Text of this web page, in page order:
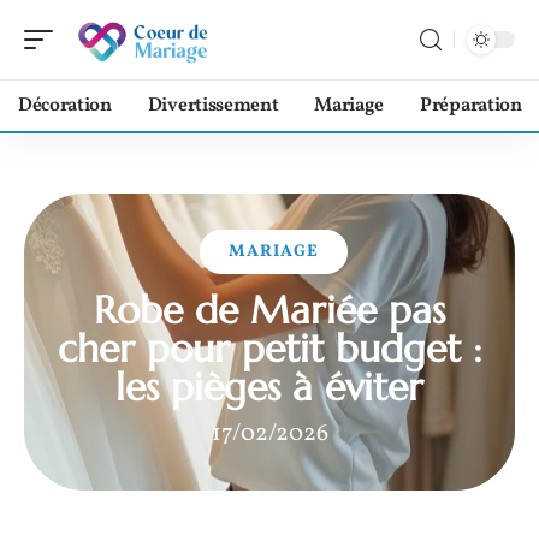
Décoration Divertissement Mariage Préparation
MARIAGE
Robe de Mariée pas
cher pour petit budget :
les pièges à éviter
17/02/2026